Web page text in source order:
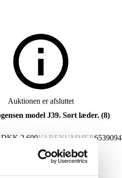
Auktionen er afsluttet
model J39. Sort læder. (8)
DKK 2.600VARENUMMER6539094